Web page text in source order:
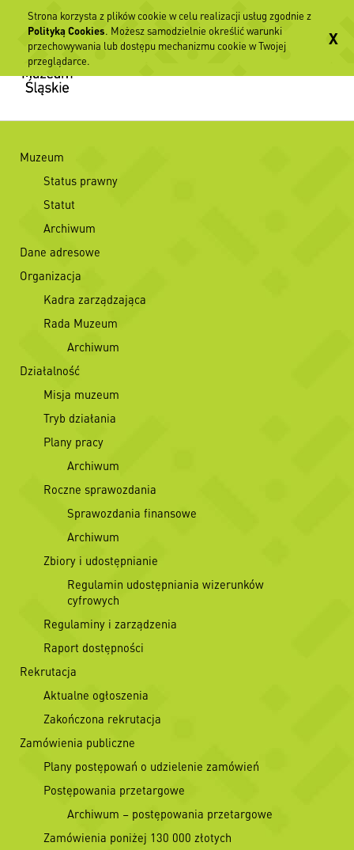
Muzeum
Status prawny
Statut
Archiwum
Dane adresowe
Organizacja
Kadra zarządzająca
Rada Muzeum
Archiwum
Działalność
Misja muzeum
Tryb działania
Plany pracy
Archiwum
Roczne sprawozdania
Sprawozdania finansowe
Archiwum
Zbiory i udostępnianie
Regulamin udostępniania wizerunków
cyfrowych
Regulaminy i zarządzenia
Raport dostępności
Rekrutacja
Aktualne ogłoszenia
Zakończona rekrutacja
Zamówienia publiczne
Plany postępowań o udzielenie zamówień
Postępowania przetargowe
Archiwum – postępowania przetargowe
Zamówienia poniżej 130 000 złotych
Strona korzysta z plików cookie w celu realizacji usług zgodnie z
Polityką Cookies. Możesz samodzielnie określić warunki
przechowywania lub dostępu mechanizmu cookie w Twojej
przeglądarce.
X